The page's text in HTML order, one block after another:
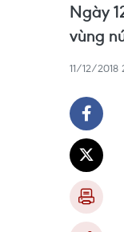
Ngày
vùng
11/12/2018